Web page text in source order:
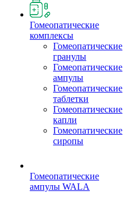
Гомеопатические
комплексы
Гомеопатические
гранулы
Гомеопатические
ампулы
Гомеопатические
таблетки
Гомеопатические
капли
Гомеопатические
сиропы
Гомеопатические
ампулы WALA